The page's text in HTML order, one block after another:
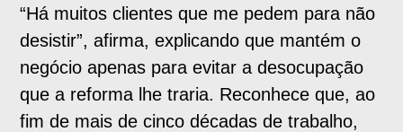
“Há muitos clientes que me pedem para não
desistir”, afirma, explicando que mantém o
negócio apenas para evitar a desocupação
que a reforma lhe traria. Reconhece que, ao
fim de mais de cinco décadas de trabalho,